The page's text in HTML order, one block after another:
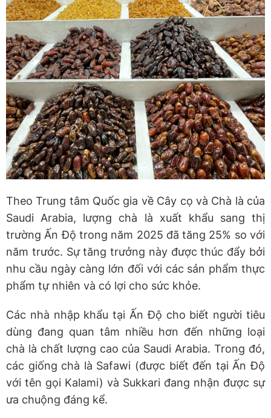
Theo Trung tâm Quốc gia về Cây cọ và Chà là của
Saudi Arabia, lượng chà là xuất khẩu sang thị
trường Ấn Độ trong năm 2025 đã tăng 25% so với
năm trước. Sự tăng trưởng này được thúc đẩy bởi
nhu cầu ngày càng lớn đối với các sản phẩm thực
phẩm tự nhiên và có lợi cho sức khỏe.
Các nhà nhập khẩu tại Ấn Độ cho biết người tiêu
dùng đang quan tâm nhiều hơn đến những loại
chà là chất lượng cao của Saudi Arabia. Trong đó,
các giống chà là Safawi (được biết đến tại Ấn Độ
với tên gọi Kalami) và Sukkari đang nhận được sự
ưa chuộng đáng kể.